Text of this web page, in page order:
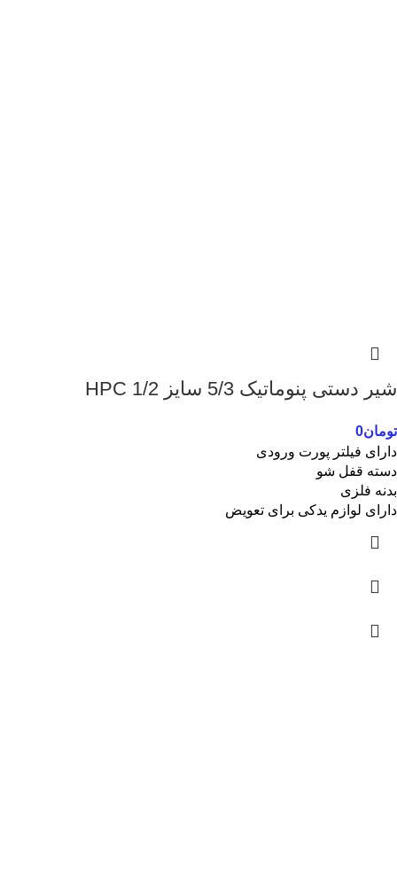
شیر دستی پنوماتیک 5/3 سایز 1/2 HPC
تومان0
دارای فیلتر پورت ورودی
دسته قفل شو
بدنه فلزی
دارای لوازم یدکی برای تعویض